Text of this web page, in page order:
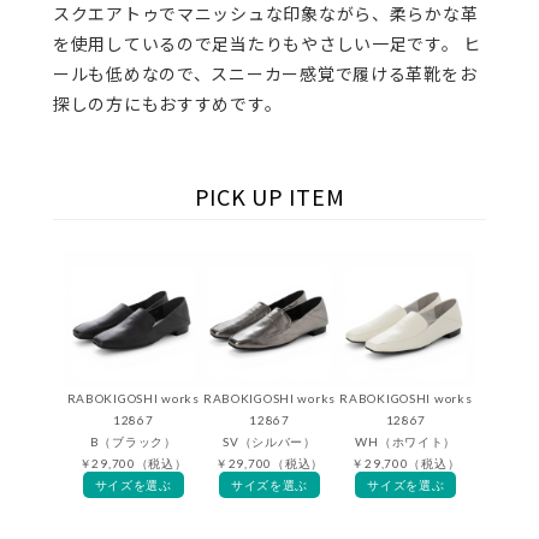
スクエアトゥでマニッシュな印象ながら、柔らかな革
を使用しているので足当たりもやさしい一足です。 ヒ
ールも低めなので、スニーカー感覚で履ける革靴をお
探しの方にもおすすめです。
PICK UP ITEM
RABOKIGOSHI works
12867
B（ブラック）
￥29,700（税込）
サイズを選ぶ
RABOKIGOSHI works
12867
SV（シルバー）
￥29,700（税込）
サイズを選ぶ
RABOKIGOSHI works
12867
WH（ホワイト）
￥29,700（税込）
サイズを選ぶ